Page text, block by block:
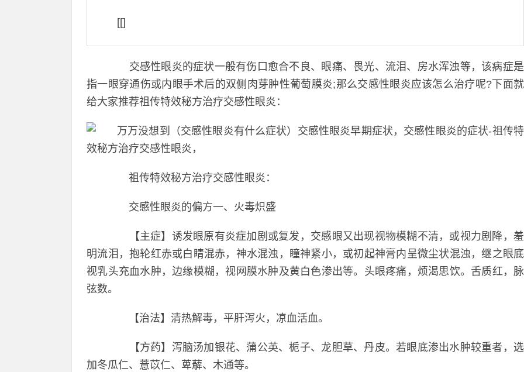
[[]
交感性眼炎的症状一般有伤口愈合不良、眼痛、畏光、流泪、房水浑浊等，该病症是
指一眼穿通伤或内眼手术后的双侧肉芽肿性葡萄膜炎;那么交感性眼炎应该怎么治疗呢?下面就
给大家推荐祖传特效秘方治疗交感性眼炎：
祖传特效秘方治疗交感性眼炎：
交感性眼炎的偏方一、火毒炽盛
【主症】诱发眼原有炎症加剧或复发，交感眼又出现视物模糊不清，或视力剧降，羞
明流泪，抱轮红赤或白睛混赤，神水混浊，瞳神紧小，或初起神膏内呈微尘状混浊，继之眼底
视乳头充血水肿，边缘模糊，视网膜水肿及黄白色渗出等。头眼疼痛，烦渴思饮。舌质红，脉
弦数。
【治法】清热解毒，平肝泻火，凉血活血。
【方药】泻脑汤加银花、蒲公英、栀子、龙胆草、丹皮。若眼底渗出水肿较重者，选
加冬瓜仁、薏苡仁、萆薢、木通等。